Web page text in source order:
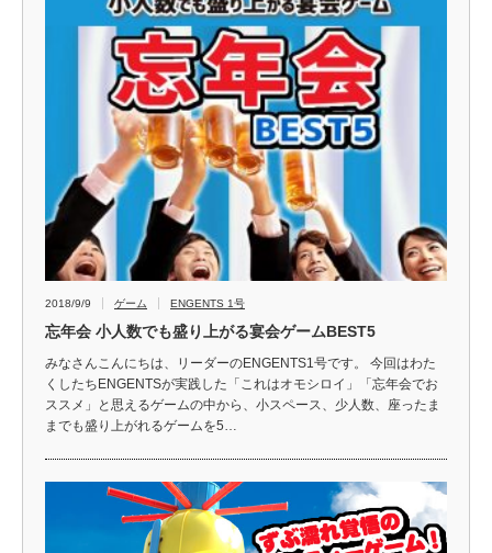
2018/9/9 ゲーム ENGENTS 1号
忘年会 小人数でも盛り上がる宴会ゲームBEST5
みなさんこんにちは、リーダーのENGENTS1号です。 今回はわた
くしたちENGENTSが実践した「これはオモシロイ」「忘年会でお
ススメ」と思えるゲームの中から、小スペース、少人数、座ったま
までも盛り上がれるゲームを5…